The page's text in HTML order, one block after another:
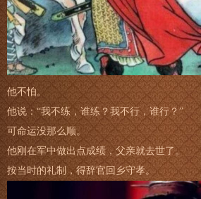
他不怕。
他说：“我不练，谁练？我不行，谁行？”
可命运没那么顺。
他刚在军中做出点成绩，父亲就去世了。
按当时的礼制，得辞官回乡守孝。